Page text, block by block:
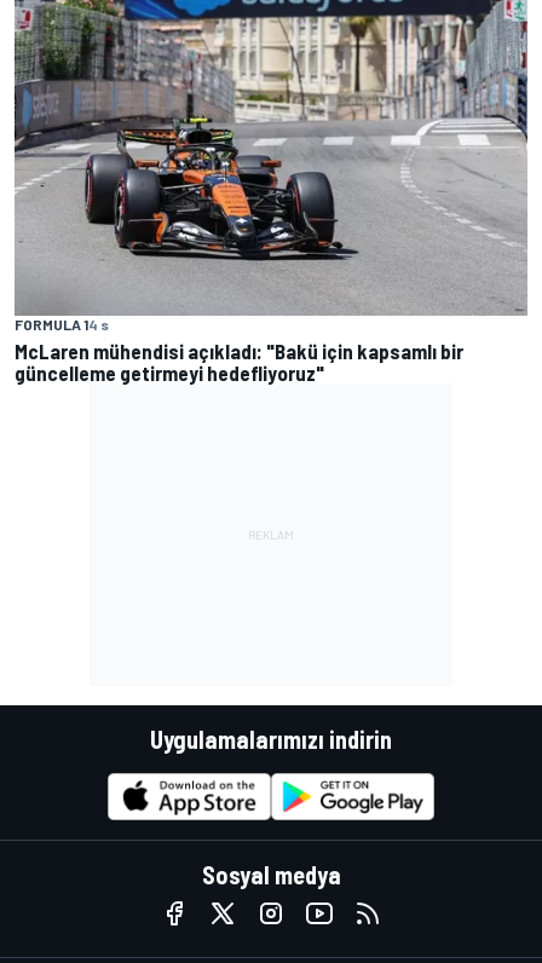
FORMULA 14 s
McLaren mühendisi açıkladı: "Bakü için kapsamlı bir
güncelleme getirmeyi hedefliyoruz"
Uygulamalarımızı indirin
Sosyal medya